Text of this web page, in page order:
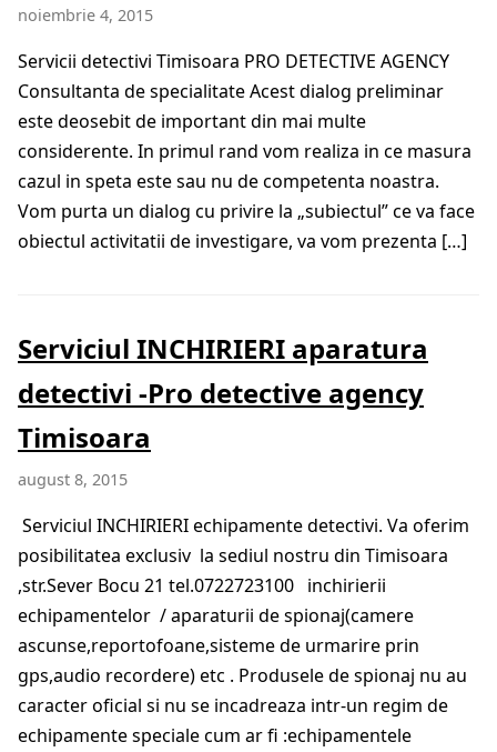
noiembrie 4, 2015
Servicii detectivi Timisoara PRO DETECTIVE AGENCY
Consultanta de specialitate Acest dialog preliminar
este deosebit de important din mai multe
considerente. In primul rand vom realiza in ce masura
cazul in speta este sau nu de competenta noastra.
Vom purta un dialog cu privire la „subiectul” ce va face
obiectul activitatii de investigare, va vom prezenta […]
Serviciul INCHIRIERI aparatura
detectivi -Pro detective agency
Timisoara
august 8, 2015
Serviciul INCHIRIERI echipamente detectivi. Va oferim
posibilitatea exclusiv la sediul nostru din Timisoara
,str.Sever Bocu 21 tel.0722723100 inchirierii
echipamentelor / aparaturii de spionaj(camere
ascunse,reportofoane,sisteme de urmarire prin
gps,audio recordere) etc . Produsele de spionaj nu au
caracter oficial si nu se incadreaza intr-un regim de
echipamente speciale cum ar fi :echipamentele